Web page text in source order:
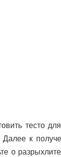
тесто
к
о